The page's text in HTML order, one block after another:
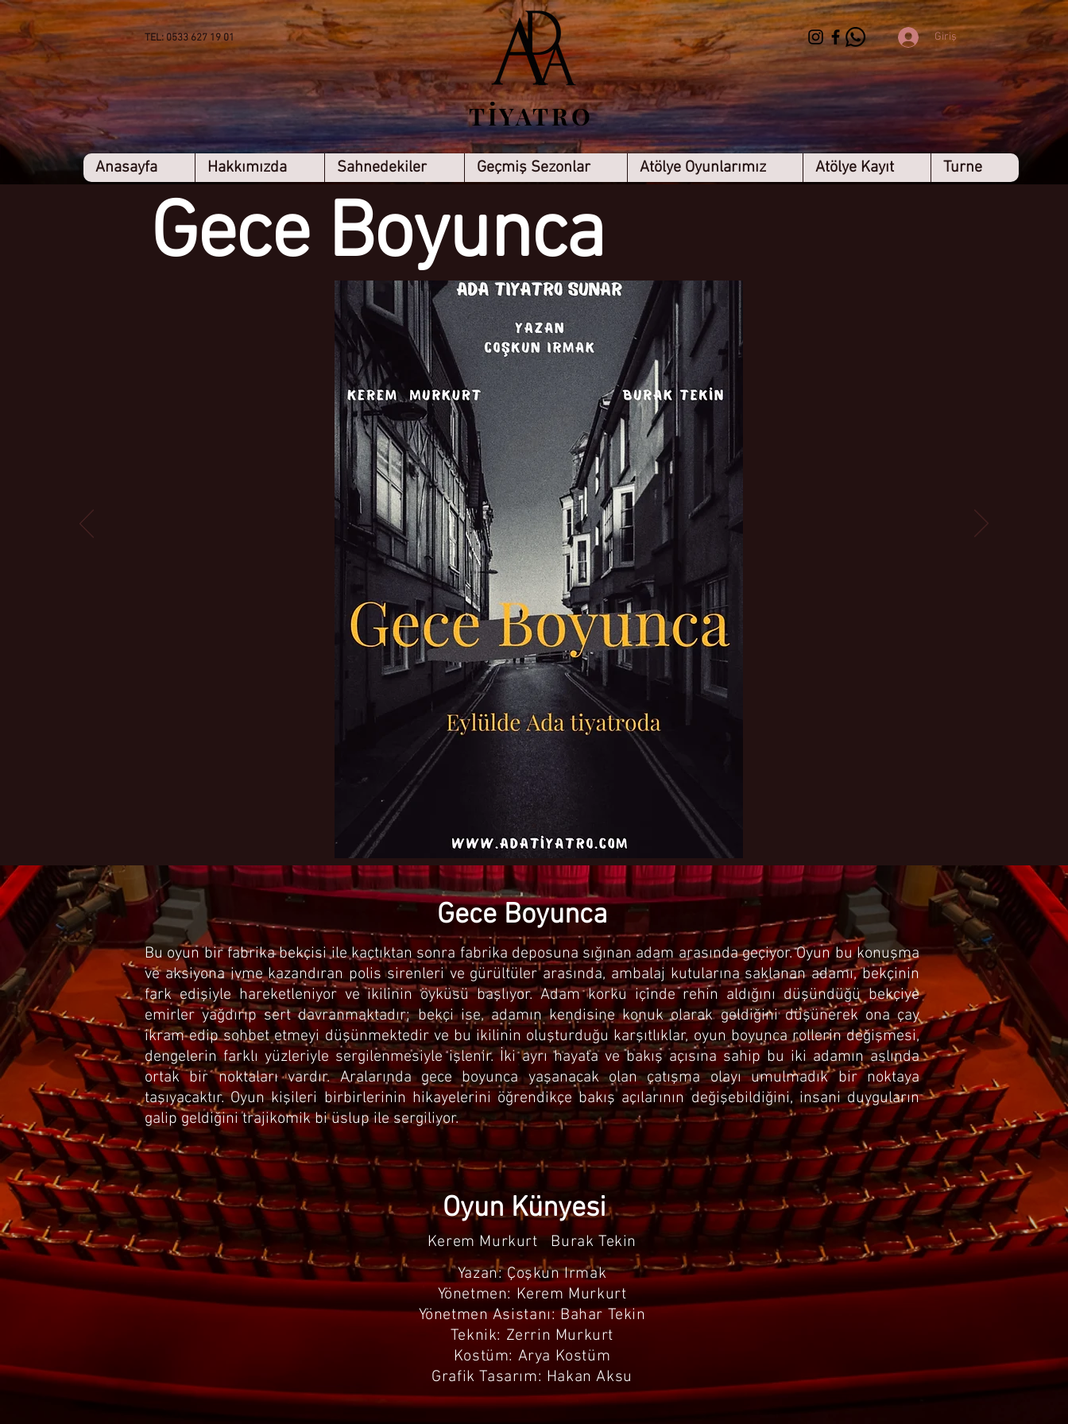
Giriş
Anasayfa Hakkımızda Sahnedekiler Geçmiş Sezonlar Atölye Oyunlarımız Atölye Kayıt Turne
TİYATRO
TEL: 0533 627 19 01
Gece Boyunca
Gece Boyunca
Bu oyun bir fabrika bekçisi ile kaçtıktan sonra fabrika deposuna sığınan adam arasında geçiyor. Oyun bu konuşma
ve aksiyona ivme kazandıran polis sirenleri ve gürültüler arasında, ambalaj kutularına saklanan adamı, bekçinin
fark edişiyle hareketleniyor ve ikilinin öyküsü başlıyor. Adam korku içinde rehin aldığını düşündüğü bekçiye
emirler yağdırıp sert davranmaktadır; bekçi ise, adamın kendisine konuk olarak geldiğini düşünerek ona çay
ikram edip sohbet etmeyi düşünmektedir ve bu ikilinin oluşturduğu karşıtlıklar, oyun boyunca rollerin değişmesi,
dengelerin farklı yüzleriyle sergilenmesiyle işlenir. İki ayrı hayata ve bakış açısına sahip bu iki adamın aslında
ortak bir noktaları vardır. Aralarında gece boyunca yaşanacak olan çatışma olayı umulmadık bir noktaya
taşıyacaktır. Oyun kişileri birbirlerinin hikayelerini öğrendikçe bakış açılarının değişebildiğini, insani duyguların
galip geldiğini trajikomik bi üslup ile sergiliyor.
Oyun Künyesi
Kerem Murkurt Burak Tekin
Yazan: Çoşkun Irmak
Yönetmen: Kerem Murkurt
Yönetmen Asistanı: Bahar Tekin
Teknik: Zerrin Murkurt
Kostüm: Arya Kostüm
Grafik Tasarım: Hakan Aksu